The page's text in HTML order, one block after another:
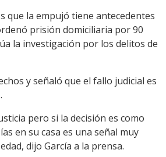
que la empujó tiene antecedentes
prisión domiciliaria por 90
la investigación por los delitos de
y señaló que el fallo judicial es
pero si la decisión es como
en su casa es una señal muy
dijo García a la prensa.